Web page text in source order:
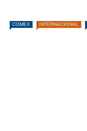
COMEX INTERNACIONAL